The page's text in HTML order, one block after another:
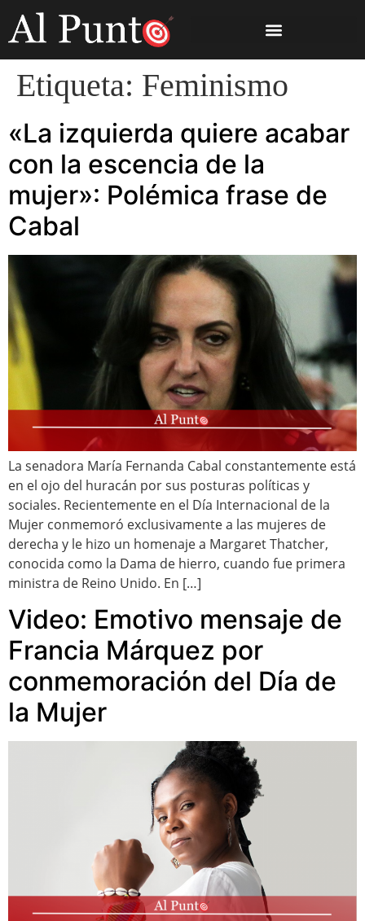
Etiqueta: Feminismo
«La izquierda quiere acabar
con la escencia de la
mujer»: Polémica frase de
Cabal
La senadora María Fernanda Cabal constantemente está
en el ojo del huracán por sus posturas políticas y
sociales. Recientemente en el Día Internacional de la
Mujer conmemoró exclusivamente a las mujeres de
derecha y le hizo un homenaje a Margaret Thatcher,
conocida como la Dama de hierro, cuando fue primera
ministra de Reino Unido. En […]
Video: Emotivo mensaje de
Francia Márquez por
conmemoración del Día de
la Mujer